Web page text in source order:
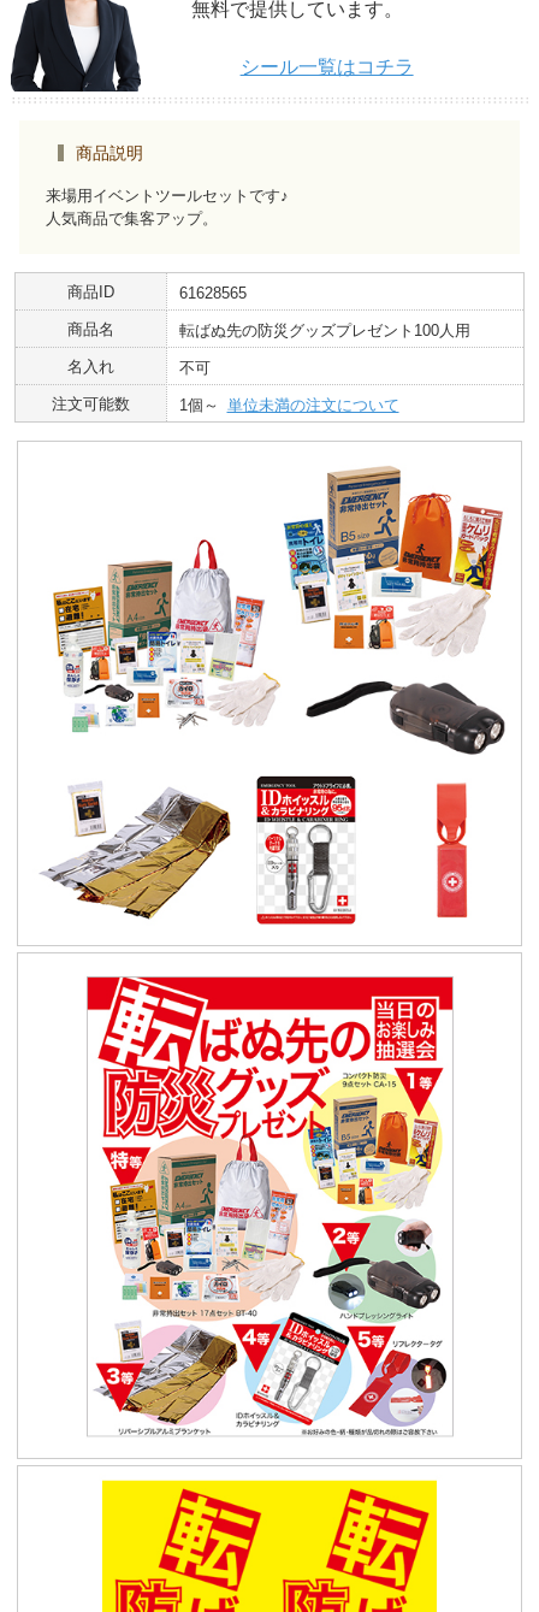
無料で提供しています。
シール一覧はコチラ
商品説明
来場用イベントツールセットです♪
人気商品で集客アップ。
商品ID
61628565
商品名
転ばぬ先の防災グッズプレゼント100人用
名入れ
不可
注文可能数
1個～ 単位未満の注文について